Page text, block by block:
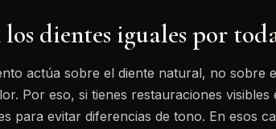
los dientes iguales por
actúa sobre el diente natural, no sobre
Por eso, si tienes restauraciones
para evitar diferencias de tono. En esos